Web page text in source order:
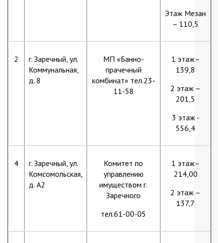
Этаж Мезан
– 110,5
2
г. Заречный, ул.
Коммунальная,
д. 8
МП «Банно-
прачечный
комбинат» тел.23-
11-58
1 этаж–
139,8
2 этаж –
201,5
3 этаж -
556,4
4
г. Заречный, ул.
Комсомольская,
д. А2
Комитет по
управлению
имуществом г.
Заречного
тел.61-00-05
1 этаж–
214,00
2 этаж –
137,7